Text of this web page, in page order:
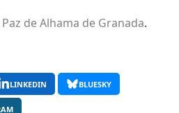
de Alhama de Granada.
LINKEDIN BLUESKY